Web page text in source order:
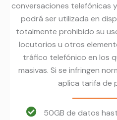
conversaciones telefónicas
podrá ser utilizada en
totalmente prohibido su
locutorios u otros
tráfico telefónico en los
masivas. Si se infringen
aplica tarifa de
50GB de datos